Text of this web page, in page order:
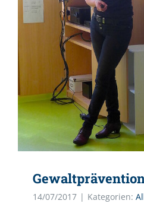
14/07/2017 | Kategorien: